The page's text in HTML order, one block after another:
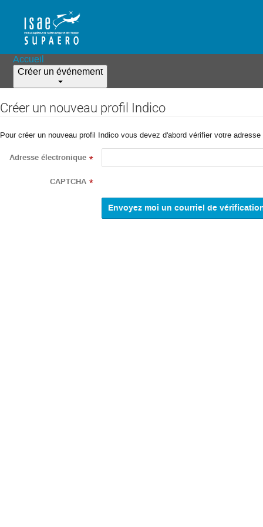
Accueil
Créer un événement
Créer un nouveau profil Indico
Pour créer un nouveau profil Indico vous devez d'abord vérifier votre
Adresse électronique *
CAPTCHA *